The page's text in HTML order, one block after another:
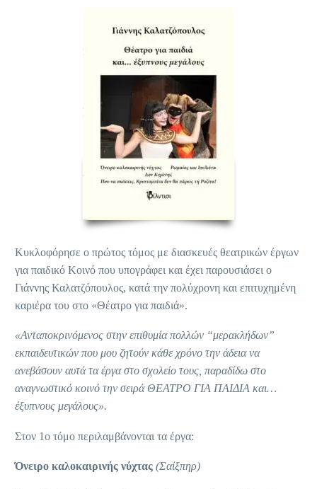
Κυκλοφόρησε ο πρώτος τόμος με διασκευές θεατρικών έργων
για παιδικό Κοινό που υπογράφει και έχει παρουσιάσει ο
Γιάννης Καλατζόπουλος, κατά την πολύχρονη και επιτυχημένη
καριέρα του στο «Θέατρο για παιδιά».
«Ανταποκρινόμενος στην επιθυμία πολλών “μερακλήδων”
εκπαιδευτικών που μου ζητούν κάθε χρόνο την άδεια να
ανεβάσουν αυτά τα έργα στο σχολείο τους, παραδίδω στο
αναγνωστικό κοινό την σειρά ΘΕΑΤΡΟ ΓΙΑ ΠΑΙΔΙΑ και…
έξυπνους μεγάλους».
Στον 1ο τόμο περιλαμβάνονται τα έργα:
Όνειρο καλοκαιρινής νύχτας (Σαίξπηρ)